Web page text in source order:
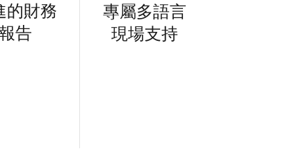
的財務
告
專屬多語言
現場支持